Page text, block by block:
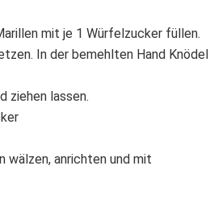
mit je 1 Würfelzucker füllen.
In der bemehlten Hand Knödel
ziehen lassen.
wälzen, anrichten und mit